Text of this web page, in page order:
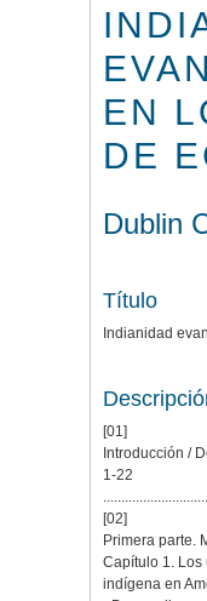
EN
DE
Dublin
Título
Indianidad
[01]
Introducción /
1-22
[02]
Primera parte.
Capítulo 1. Los
indígena en